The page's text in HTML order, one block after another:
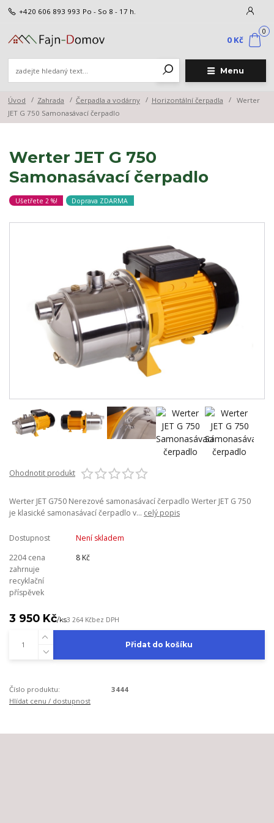
Menu
+420 606 893 993 Po - So 8 - 17 h.
0
0 Kč
Úvod Zahrada Čerpadla a vodárny Horizontální čerpadla
Werter
JET G 750 Samonasávací čerpadlo
Werter JET G 750
Samonasávací čerpadlo
Ušetřete 2 %! Doprava ZDARMA
Ohodnotit produkt
Werter JET G750 Nerezové samonasávací čerpadlo Werter JET G 750
je klasické samonasávací čerpadlo v... celý popis
Dostupnost
Není skladem
2204 cena
zahrnuje
recyklační
příspěvek
8 Kč
3 950 Kč/ks3 264 Kčbez DPH
Přidat do košíku
Číslo produktu:
3444
Hlídat cenu / dostupnost